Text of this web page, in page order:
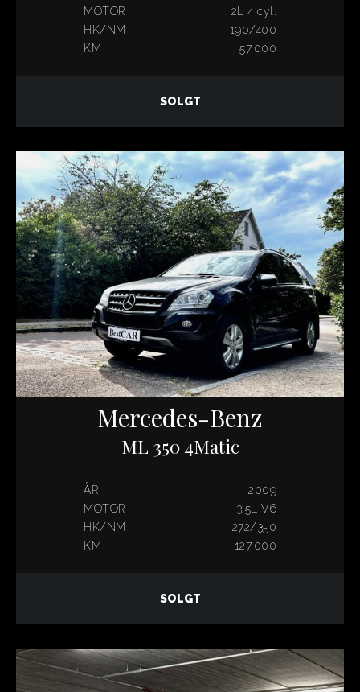
MOTOR
2L 4 cyl.
HK/NM
190/400
KM
57.000
SOLGT
Mercedes-Benz
ML 350 4Matic
ÅR
2009
MOTOR
3,5L V6
HK/NM
272/350
KM
127.000
SOLGT